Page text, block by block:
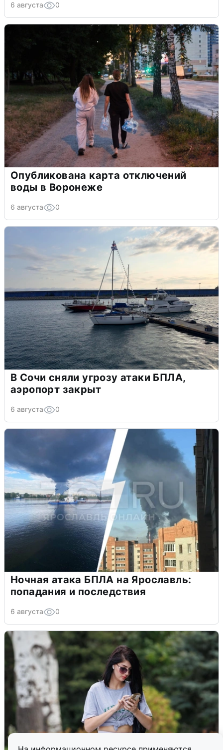
6 августа 0
Опубликована карта отключений
воды в Воронеже
6 августа 0
В Сочи сняли угрозу атаки БПЛА,
аэропорт закрыт
6 августа 0
Ночная атака БПЛА на Ярославль:
попадания и последствия
6 августа 0